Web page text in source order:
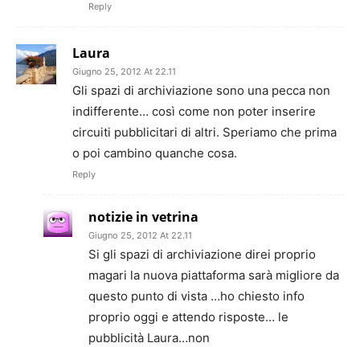
Reply
Laura
Giugno 25, 2012 At 22.11
Gli spazi di archiviazione sono una pecca non
indifferente… così come non poter inserire
circuiti pubblicitari di altri. Speriamo che prima
o poi cambino quanche cosa.
Reply
notizie in vetrina
Giugno 25, 2012 At 22.11
Si gli spazi di archiviazione direi proprio
magari la nuova piattaforma sarà migliore da
questo punto di vista …ho chiesto info
proprio oggi e attendo risposte… le
pubblicità Laura…non